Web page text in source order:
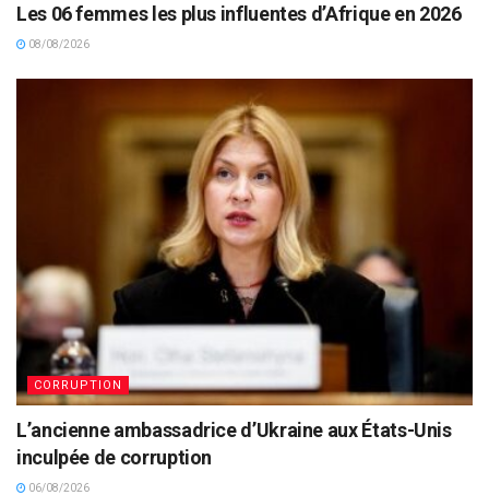
Les 06 femmes les plus influentes d’Afrique en 2026
08/08/2026
CORRUPTION
L’ancienne ambassadrice d’Ukraine aux États-Unis
inculpée de corruption
06/08/2026